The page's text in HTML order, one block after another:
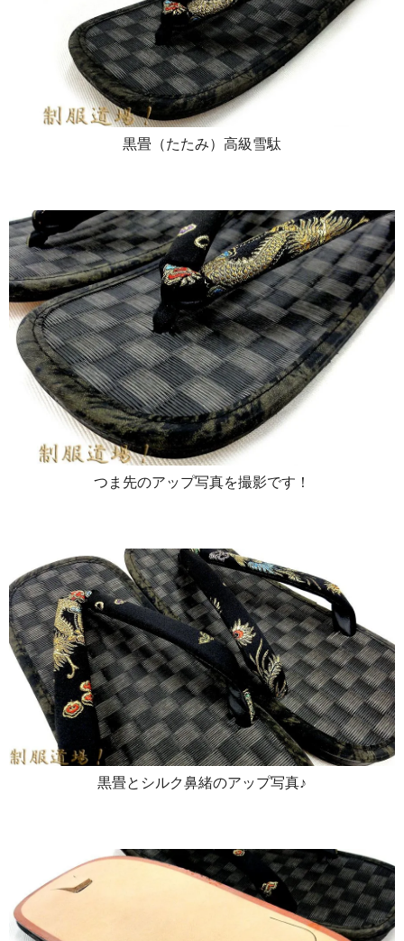
黒畳（たたみ）高級雪駄
つま先のアップ写真を撮影です！
黒畳とシルク鼻緒のアップ写真♪